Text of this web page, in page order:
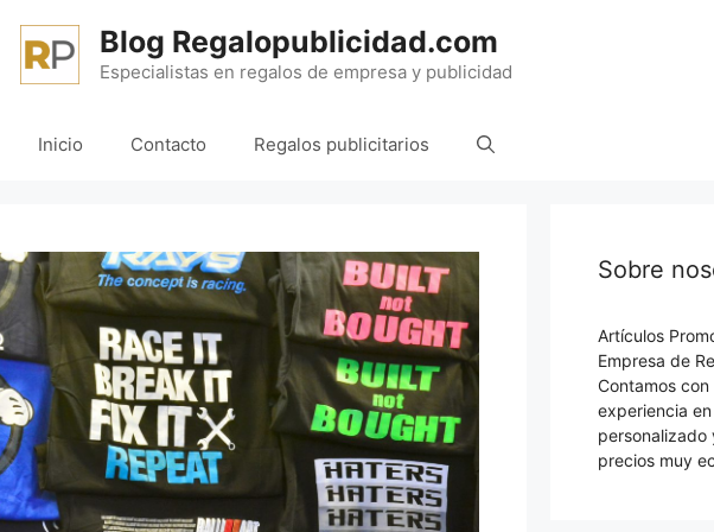
Blog Regalopublicidad.com
Especialistas en regalos de empresa y publicidad
Inicio Contacto Regalos publicitarios
Sobre
Artículos
Empresa de
Contamos
experiencia
personalizado
precios muy